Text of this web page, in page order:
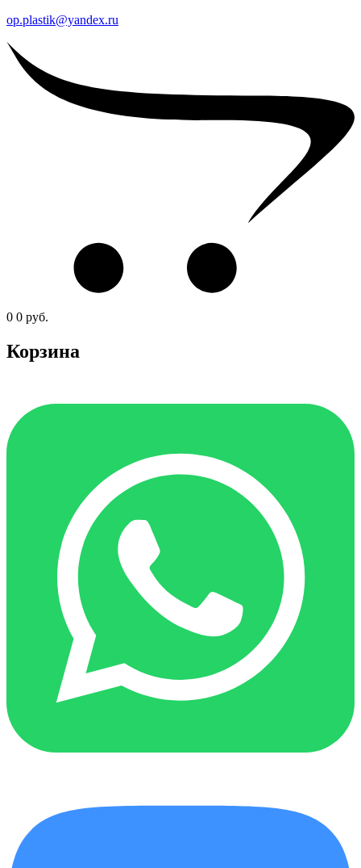
op.plastik@yandex.ru
0 0 руб.
Корзина